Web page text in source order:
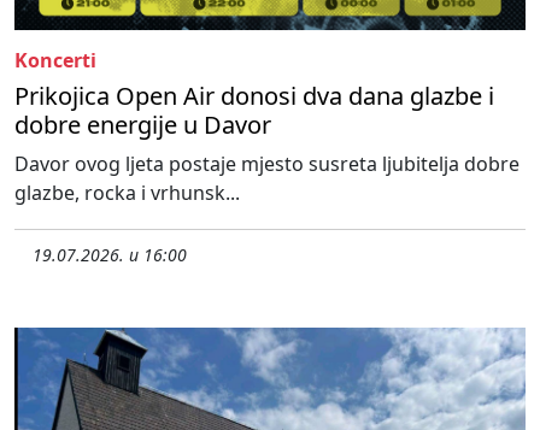
Koncerti
Prikojica Open Air donosi dva dana glazbe i
dobre energije u Davor
Davor ovog ljeta postaje mjesto susreta ljubitelja dobre
glazbe, rocka i vrhunsk...
19.07.2026. u 16:00